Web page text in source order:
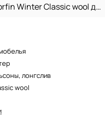
Термобелье Norfin Winter Classic wool двухслойное р.XXL (до -25°C)
лонгслив
wool